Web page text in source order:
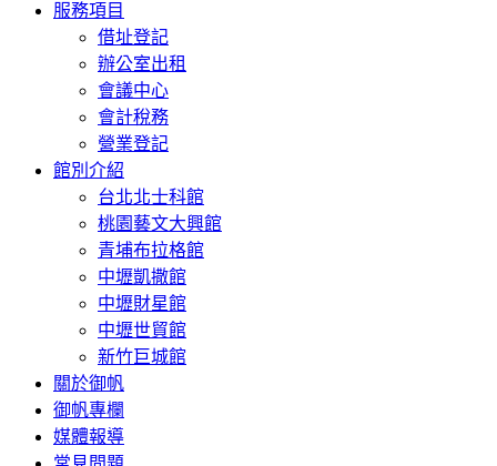
服務項目
借址登記
辦公室出租
會議中心
會計稅務
營業登記
館別介紹
台北北士科館
桃園藝文大興館
青埔布拉格館
中壢凱撒館
中壢財星館
中壢世貿館
新竹巨城館
關於御帆
御帆專欄
媒體報導